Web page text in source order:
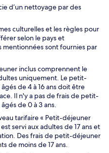
d’un nettoyage par des
culturelles et les règles pour
selon le pays et
sont fournies par
inclus comprennent le
uniquement. Le petit-
de 4 à 16 ans doit être
Il n'y a pas de frais de petit-
de 0 à 3 ans.
tarifaire « Petit-déjeuner
servi aux adultes de 17 ans et
Des frais de petit-déjeuner
de moins de 17 ans.